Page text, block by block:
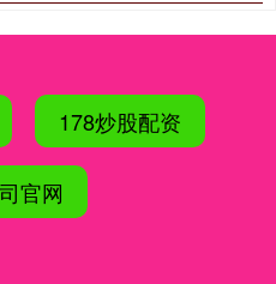
178炒股配资
官网